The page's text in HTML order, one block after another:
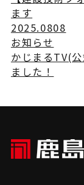
ます
2025.0808
お知らせ
かじまるTV(
ました！